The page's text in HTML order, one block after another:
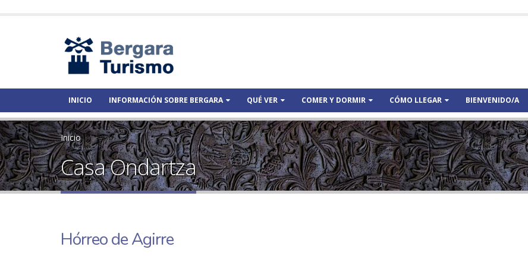
INICIO INFORMACIÓN SOBRE BERGARA QUÉ VER COMER Y DORMIR CÓMO LLEGAR BIENVENIDO/A
Inicio
Casa Ondartza
Hórreo de Agirre